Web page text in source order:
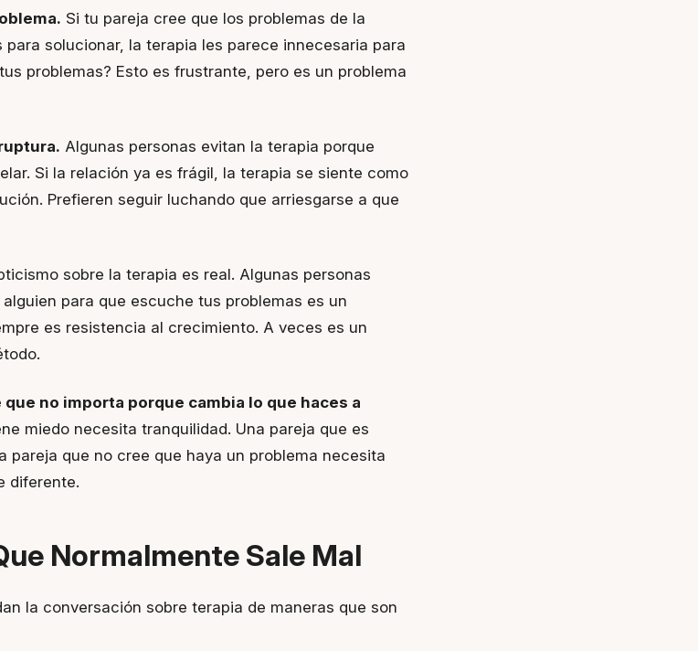
Si tu pareja cree que los problemas de la
solucionar, la terapia les parece innecesaria para
problemas? Esto es frustrante, pero es un problema
Algunas personas evitan la terapia porque
Si la relación ya es frágil, la terapia se siente como
Prefieren seguir luchando que arriesgarse a que
sobre la terapia es real. Algunas personas
para que escuche tus problemas es un
es resistencia al crecimiento. A veces es un
no importa porque cambia lo que haces a
miedo necesita tranquilidad. Una pareja que es
pareja que no cree que haya un problema necesita
diferente.
Normalmente Sale Mal
la conversación sobre terapia de maneras que son